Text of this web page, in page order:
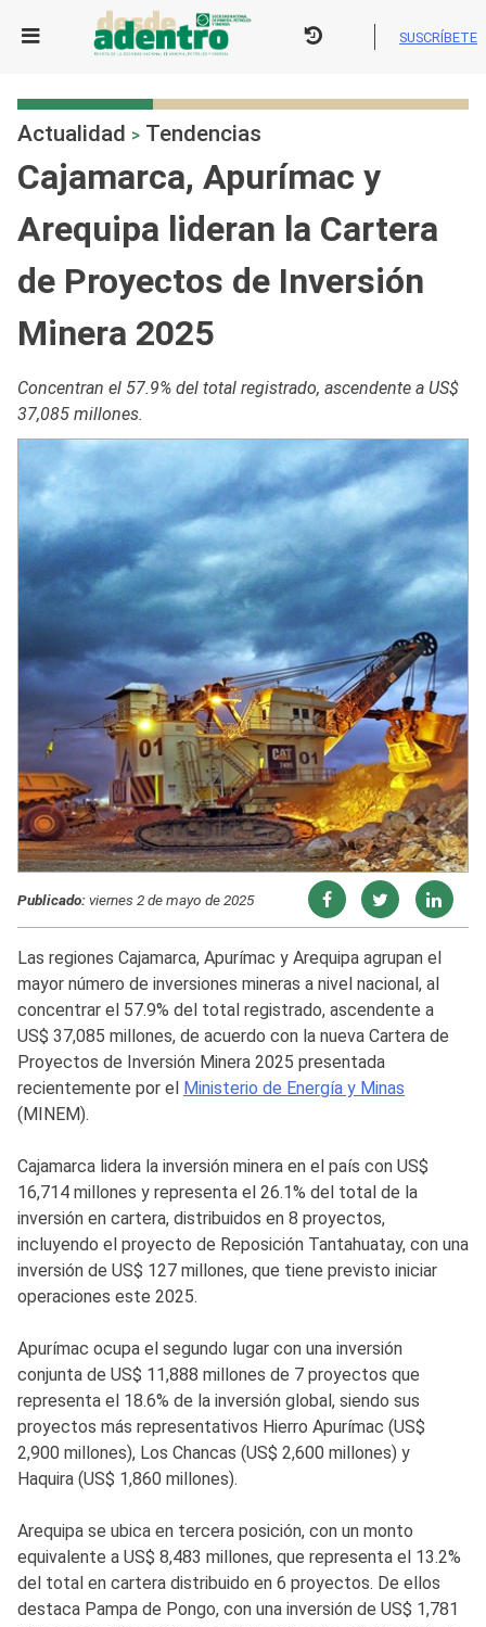
SUSCRÍBETE
Actualidad > Tendencias
Cajamarca, Apurímac y
Arequipa lideran la Cartera
de Proyectos de Inversión
Minera 2025
Concentran el 57.9% del total registrado, ascendente a US$
37,085 millones.
Publicado:viernes 2 de mayo de 2025
Las regiones Cajamarca, Apurímac y Arequipa agrupan el
mayor número de inversiones mineras a nivel nacional, al
concentrar el 57.9% del total registrado, ascendente a
US$ 37,085 millones, de acuerdo con la nueva Cartera de
Proyectos de Inversión Minera 2025 presentada
recientemente por el Ministerio de Energía y Minas
(MINEM).
Cajamarca lidera la inversión minera en el país con US$
16,714 millones y representa el 26.1% del total de la
inversión en cartera, distribuidos en 8 proyectos,
incluyendo el proyecto de Reposición Tantahuatay, con una
inversión de US$ 127 millones, que tiene previsto iniciar
operaciones este 2025.
Apurímac ocupa el segundo lugar con una inversión
conjunta de US$ 11,888 millones de 7 proyectos que
representa el 18.6% de la inversión global, siendo sus
proyectos más representativos Hierro Apurímac (US$
2,900 millones), Los Chancas (US$ 2,600 millones) y
Haquira (US$ 1,860 millones).
Arequipa se ubica en tercera posición, con un monto
equivalente a US$ 8,483 millones, que representa el 13.2%
del total en cartera distribuido en 6 proyectos. De ellos
destaca Pampa de Pongo, con una inversión de US$ 1,781